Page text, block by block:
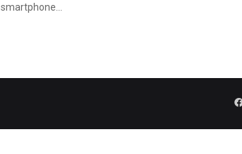
smartphone…